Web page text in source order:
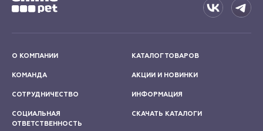
О КОМПАНИИ
КОМАНДА
СОТРУДНИЧЕСТВО
СОЦИАЛЬНАЯ
ОТВЕТСТВЕННОСТЬ
КАТАЛОГ ТОВАРОВ
АКЦИИ И НОВИНКИ
ИНФОРМАЦИЯ
СКАЧАТЬ КАТАЛОГИ